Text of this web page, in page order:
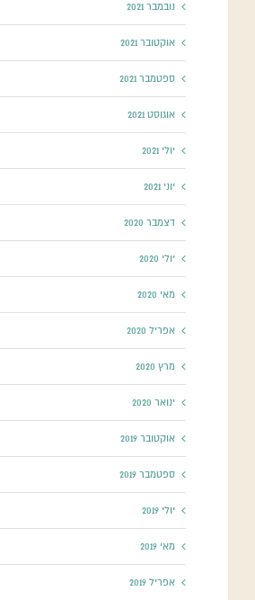
נובמבר 2021
אוקטובר 2021
ספטמבר 2021
אוגוסט 2021
יולי 2021
יוני 2021
דצמבר 2020
יולי 2020
מאי 2020
אפריל 2020
מרץ 2020
ינואר 2020
אוקטובר 2019
ספטמבר 2019
יולי 2019
מאי 2019
אפריל 2019